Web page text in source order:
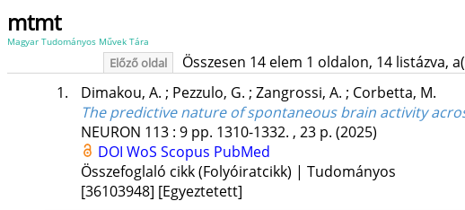
mtmt
Magyar Tudományos Művek Tára
Előző oldal Összesen 14 elem 1 oldalon, 14 listázva,
1. Dimakou, A. ; Pezzulo, G. ; Zangrossi, A. ; Corbetta, M.
The predictive nature of spontaneous brain activity
NEURON 113: 9 pp. 1310-1332. , 23 p. (2025)
DOI WoS Scopus PubMed
Összefoglaló cikk (Folyóiratcikk) | Tudományos
[36103948] [Egyeztetett]